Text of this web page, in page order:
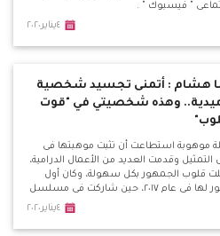
" فيسبوك " .
٤يناير٢٠٢٠
هشام : أتمنى تجسيد شخصية
وهذه شخصيتي في "قوت
موهوبة استطاعت أن تثبت موهبتها فى
التمثيل وقدمت العديد من الأعمال الدرامية،
قلوب الجمهور بكل سهولة، وكان أول
ظهور لها فى عام ٢٠١٧، حين شاركت فى مسلسل
٤يناير٢٠٢٠